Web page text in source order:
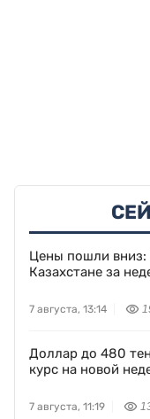
Цены пошли вниз:
Казахстане за
7 августа, 13:14
Доллар до 480
курс на новой
7 августа, 11:19